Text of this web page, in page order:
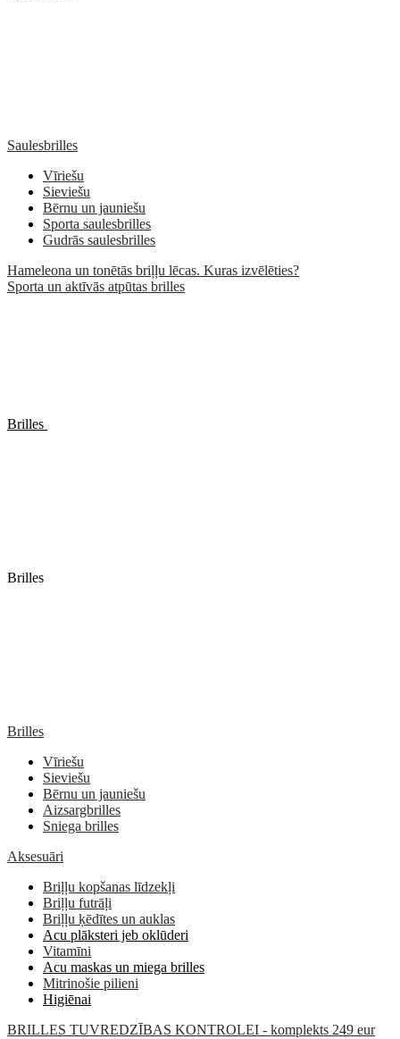
Saulesbrilles
Vīriešu
Sieviešu
Bērnu un jauniešu
Sporta saulesbrilles
Gudrās saulesbrilles
Hameleona un tonētās briļļu lēcas. Kuras izvēlēties?
Sporta un aktīvās atpūtas brilles
Brilles
Brilles
Brilles
Vīriešu
Sieviešu
Bērnu un jauniešu
Aizsargbrilles
Sniega brilles
Aksesuāri
Briļļu kopšanas līdzekļi
Briļļu futrāļi
Briļļu ķēdītes un auklas
Acu plāksteri jeb oklūderi
Vitamīni
Acu maskas un miega brilles
Mitrinošie pilieni
Higiēnai
BRILLES TUVREDZĪBAS KONTROLEI - komplekts 249 eur